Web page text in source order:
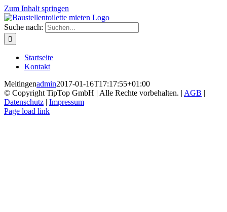
Zum Inhalt springen
Suche nach:
Startseite
Kontakt
Meitingenadmin2017-01-16T17:17:55+01:00
© Copyright TipTop GmbH | Alle Rechte vorbehalten. | AGB |
Datenschutz | Impressum
Page load link